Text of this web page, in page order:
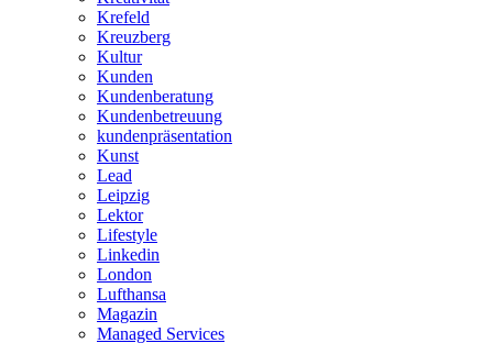
Krefeld
Kreuzberg
Kultur
Kunden
Kundenberatung
Kundenbetreuung
kundenpräsentation
Kunst
Lead
Leipzig
Lektor
Lifestyle
Linkedin
London
Lufthansa
Magazin
Managed Services